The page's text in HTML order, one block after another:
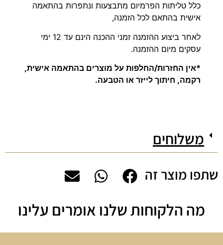
כלל טליתות הפרמיום מתבצעות ונתפרות בהתאמה
אישית בהתאם לכל הזמנה,
לאחר ביצוע ההזמנה זמני ההכנה הינם עד 12 ימי
עסקים מיום ההזמנה.
*אין החזרות/החלפות על מוצרים בהתאמה אישית,
רקמה, חיתוך לייזר או הטבעה.
משלוחים
שתפו מוצר זה
מה הלקוחות שלנו אומרים עלינו